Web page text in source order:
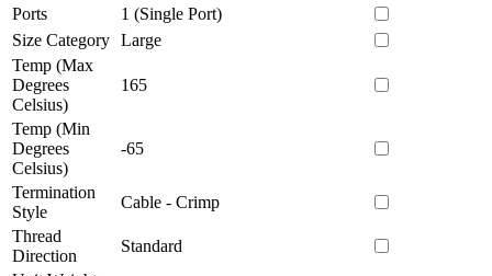
Ports
1 (Single Port)
Size Category Large
Temp (Max
Degrees
Celsius)
165
Temp (Min
Degrees
Celsius)
-65
Termination
Style
Cable - Crimp
Thread
Direction
Standard